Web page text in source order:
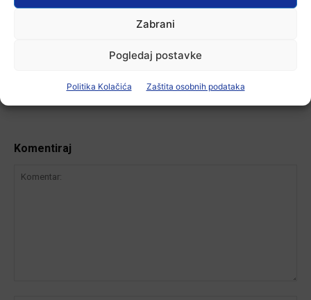
Zabrani
Pogledaj postavke
Politika Kolačića Zaštita osobnih podataka
6 kolovoza, 2026
Komentiraj